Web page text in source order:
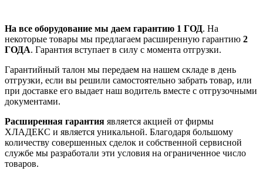
На все оборудование мы даем гарантию 1 ГОД. На
некоторые товары мы предлагаем расширенную гарантию 2
ГОДА. Гарантия вступает в силу с момента отгрузки.
Гарантийный талон мы передаем на нашем складе в день
отгрузки, если вы решили самостоятельно забрать товар, или
при доставке его выдает наш водитель вместе с отгрузочными
документами.
Расширенная гарантия является акцией от фирмы
ХЛАДЕКС и является уникальной. Благодаря большому
количеству совершенных сделок и собственной сервисной
службе мы разработали эти условия на ограниченное число
товаров.